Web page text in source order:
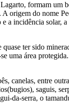
formam um
origem do nome
a incidência solar,
ter sido
uma área
canelas, entre
saguis,
da-serra, o